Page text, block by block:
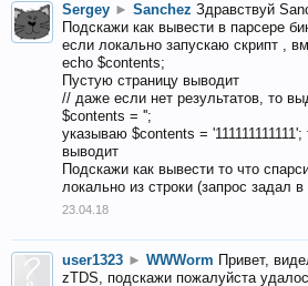
Sergey ► Sanchez Здравствуй
Подскажи как вывести в парсере
если локально запускаю скрипт ,
echo $contents;
Пустую страницу выводит
// даже если нет результатов, то
$contents = '';
указываю $contents =
выводит
Подскажи как вывести то что
локально из строки (запрос задал в
23.04.18
user1323 ► WWWorm Привет,
zTDS, подскажи пожалуйста